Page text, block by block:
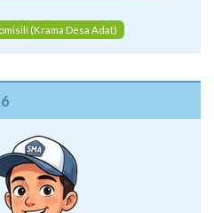
(Krama Desa Adat)